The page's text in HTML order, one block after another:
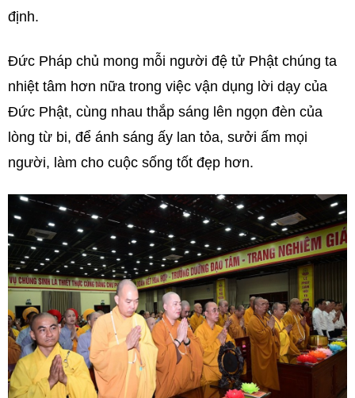
định.
Đức Pháp chủ mong mỗi người đệ tử Phật chúng ta
nhiệt tâm hơn nữa trong việc vận dụng lời dạy của
Đức Phật, cùng nhau thắp sáng lên ngọn đèn của
lòng từ bi, để ánh sáng ấy lan tỏa, sưởi ấm mọi
người, làm cho cuộc sống tốt đẹp hơn.